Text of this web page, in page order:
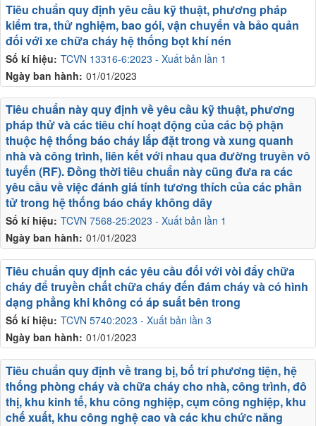
Số kí hiệu: TCVN 13316-6:2023 - Xuất bản lần 1
Ngày ban hành: 01/01/2023
Tiêu chuẩn quy định yêu cầu kỹ thuật, phương pháp
kiểm tra, thử nghiệm, bao gói, vận chuyển và bảo quản
đối với xe chữa cháy hệ thống bọt khí nén
Số kí hiệu: TCVN 7568-25:2023 - Xuất bản lần 1
Ngày ban hành: 01/01/2023
Tiêu chuẩn này quy định về yêu cầu kỹ thuật, phương
pháp thử và các tiêu chí hoạt động của các bộ phận
thuộc hệ thống báo cháy lắp đặt trong và xung quanh
nhà và công trình, liên kết với nhau qua đường truyền vô
tuyến (RF). Đồng thời tiêu chuẩn này cũng đưa ra các
yêu cầu về việc đánh giá tính tương thích của các phần
tử trong hệ thống báo cháy không dây
Số kí hiệu: TCVN 5740:2023 - Xuất bản lần 3
Ngày ban hành: 01/01/2023
Tiêu chuẩn quy định các yêu cầu đối với vòi đẩy chữa
cháy để truyền chất chữa cháy đến đám cháy và có hình
dạng phẳng khi không có áp suất bên trong
Tiêu chuẩn quy định về trang bị, bố trí phương tiện, hệ
thống phòng cháy và chữa cháy cho nhà, công trình, đô
thị, khu kinh tế, khu công nghiệp, cụm công nghiệp, khu
chế xuất, khu công nghệ cao và các khu chức năng